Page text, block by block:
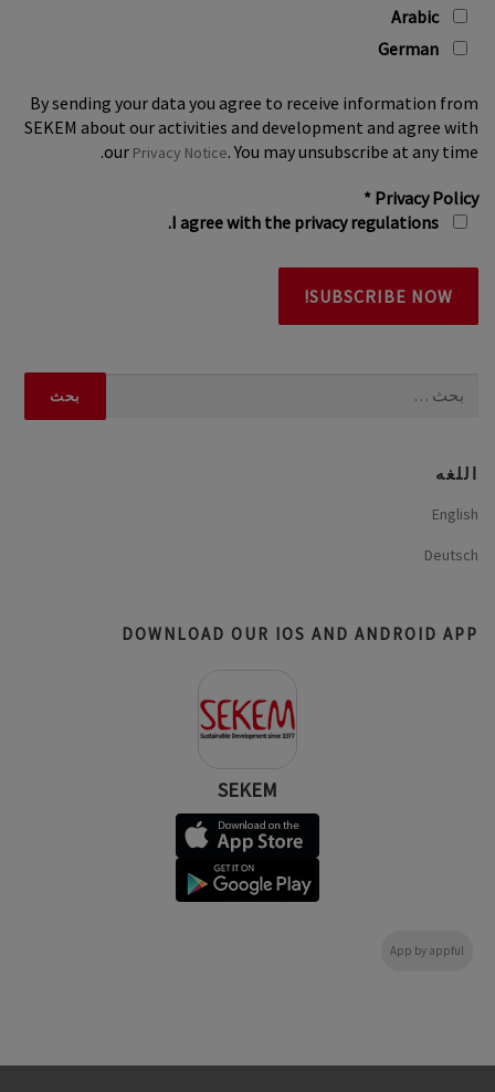
Arabic
By sending your data you agree to receive information from
SEKEM about our activities and development and agree with
our Privacy Notice. You may unsubscribe at any time.
Privacy Policy
*
اللغه
English
Deutsch
DOWNLOAD OUR IOS AND ANDROID APP
SEKEM
App by appful